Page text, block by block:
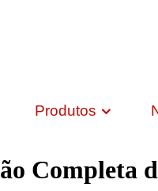
Produtos
Completa